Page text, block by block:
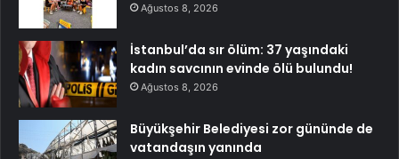
Ağustos 8, 2026
İstanbul’da sır ölüm: 37 yaşındaki
kadın savcının evinde ölü bulundu!
Ağustos 8, 2026
Büyükşehir Belediyesi zor gününde de
vatandaşın yanında